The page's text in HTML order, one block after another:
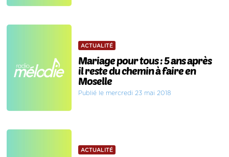
ACTUALITÉ
Mariage pour tous : 5 ans après
il reste du chemin à faire en
Moselle
Publié le mercredi 23 mai 2018
ACTUALITÉ